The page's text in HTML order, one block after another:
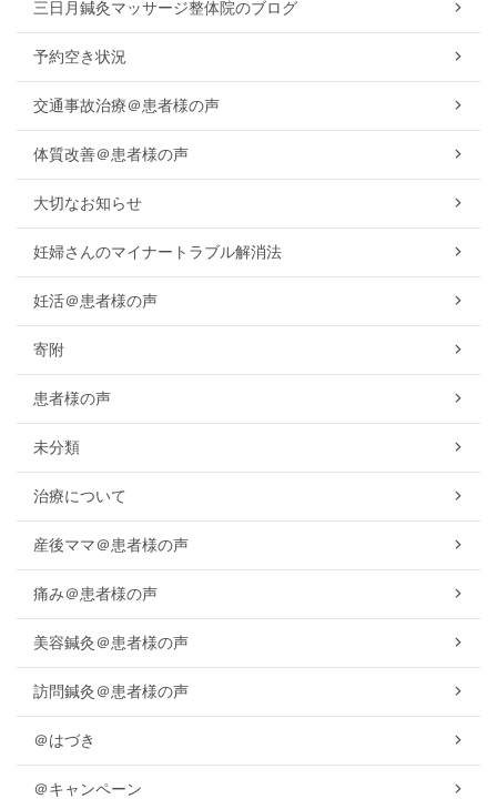
三日月鍼灸マッサージ整体院のブログ
予約空き状況
交通事故治療＠患者様の声
体質改善＠患者様の声
大切なお知らせ
妊婦さんのマイナートラブル解消法
妊活＠患者様の声
寄附
患者様の声
未分類
治療について
産後ママ＠患者様の声
痛み＠患者様の声
美容鍼灸＠患者様の声
訪問鍼灸＠患者様の声
＠はづき
＠キャンペーン